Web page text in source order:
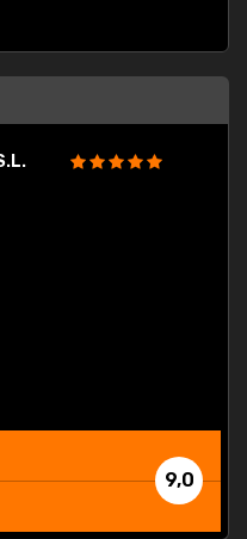
9,0